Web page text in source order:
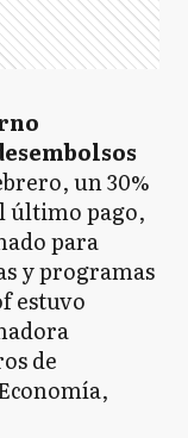
un 30%
último pago,
para
y programas
estuvo
de